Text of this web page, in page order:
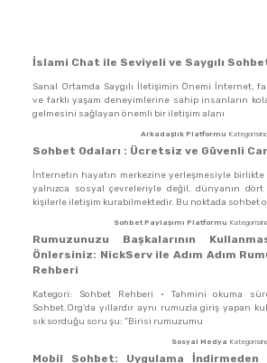
İslami Chat ile Seviyeli ve Saygılı
Sanal Ortamda Saygılı İletişimin Önemi İnternet,
ve farklı yaşam deneyimlerine sahip insanların
gelmesini sağlayan önemli bir iletişim alanı
Arkadaşlık Platformu
Sohbet Odaları : Ücretsiz ve Güvenli
İnternetin hayatın merkezine yerleşmesiyle birlikte
yalnızca sosyal çevreleriyle değil, dünyanın dört
kişilerle iletişim kurabilmektedir. Bu noktada sohbet
Sohbet Paylaşımı Platformu
Rumuzunuzu Başkalarının
Önlersiniz: NickServ ile Adım Adım
Rehberi
Kategori: Sohbet Rehberi · Tahmini okuma
Sohbet.Org'da yıllardır aynı rumuzla giriş yapan
sık sorduğu soru şu: "Birisi rumuzumu
Sosyal Medya
Mobil Sohbet: Uygulama İndirmeden